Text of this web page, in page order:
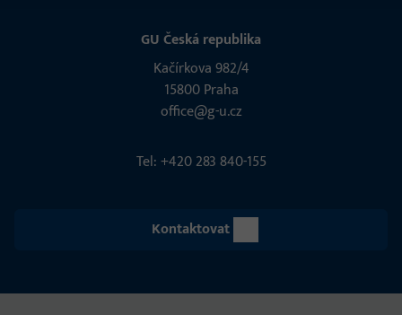
GU Česká republika
Kačírkova 982/4
15800 Praha
office@g-u.cz
Tel: +420 283 840-155
Kontaktovat